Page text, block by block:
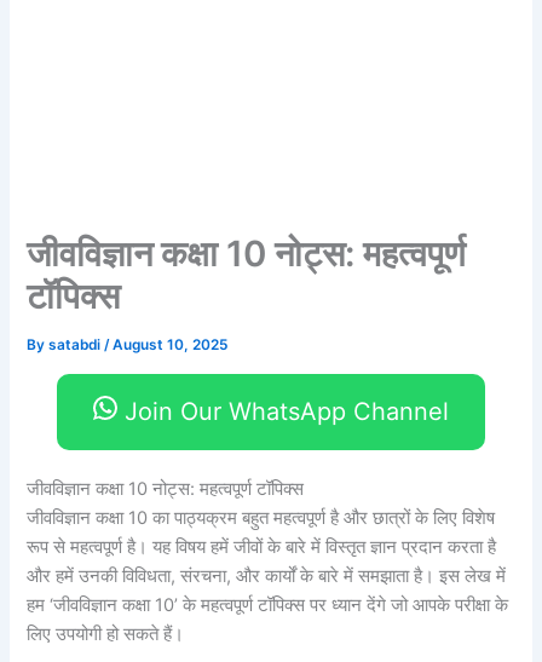
जीवविज्ञान कक्षा 10 नोट्स: महत्वपूर्ण
टॉपिक्स
Bysatabdi/August 10, 2025
Join Our WhatsApp Channel
जीवविज्ञान कक्षा 10 नोट्स: महत्वपूर्ण टॉपिक्स
जीवविज्ञान कक्षा 10 का पाठ्यक्रम बहुत महत्वपूर्ण है और छात्रों के लिए विशेष
रूप से महत्वपूर्ण है। यह विषय हमें जीवों के बारे में विस्तृत ज्ञान प्रदान करता है
और हमें उनकी विविधता, संरचना, और कार्यों के बारे में समझाता है। इस लेख में
हम ‘जीवविज्ञान कक्षा 10’ के महत्वपूर्ण टॉपिक्स पर ध्यान देंगे जो आपके परीक्षा के
लिए उपयोगी हो सकते हैं।